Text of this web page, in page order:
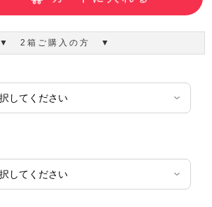
▼ 2箱ご購入の方 ▼